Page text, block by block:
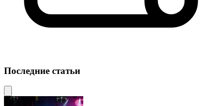
Последние статьи